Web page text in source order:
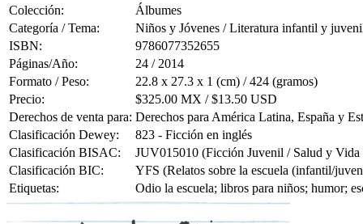
Colección:
Álbumes
Categoría / Tema:
Niños y Jóvenes / Literatura infantil y
ISBN:
9786077352655
Páginas/Año:
24 / 2014
Formato / Peso:
22.8 x 27.3 x 1 (cm) / 424 (gramos)
Precio:
$325.00 MX / $13.50 USD
Derechos de venta para: Derechos para América Latina, España y
Clasificación Dewey:
823 - Ficción en inglés
Clasificación BISAC:
JUV015010 (Ficción Juvenil / Salud y
Clasificación BIC:
YFS (Relatos sobre la escuela (infantil/
Etiquetas:
Odio la escuela; libros para niños; humor;